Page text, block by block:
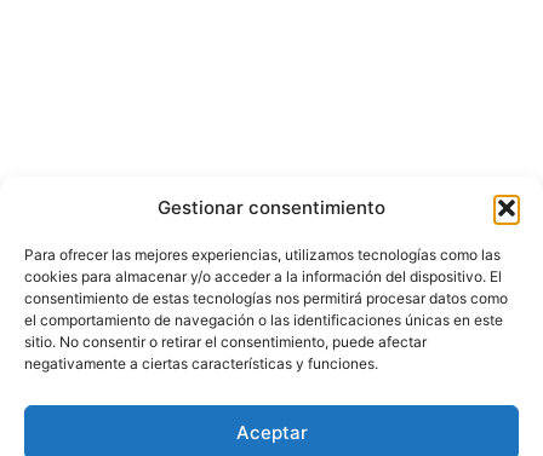
Gestionar consentimiento
Para ofrecer las mejores experiencias, utilizamos tecnologías como las
cookies para almacenar y/o acceder a la información del dispositivo. El
consentimiento de estas tecnologías nos permitirá procesar datos como
el comportamiento de navegación o las identificaciones únicas en este
sitio. No consentir o retirar el consentimiento, puede afectar
negativamente a ciertas características y funciones.
Aceptar